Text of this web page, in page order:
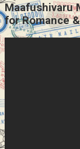
Maafushivaru
for Romance